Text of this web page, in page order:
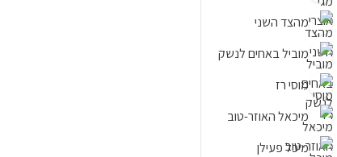
מהצד השני
מוביל באחים לנשק
מוסי רז
מיכאל האוזר-טוב
מיכל פעילן